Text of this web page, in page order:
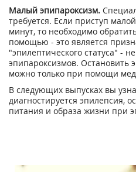
Малый эпипароксизм.
требуется. Если приступ
минут, то необходимо
помощью - это является
"эпилептического статуса" -
эпипароксизмов. Остановить
можно только при помощи
В следующих выпусках вы
диагностируется эпилепсия,
питания и образа жизни при